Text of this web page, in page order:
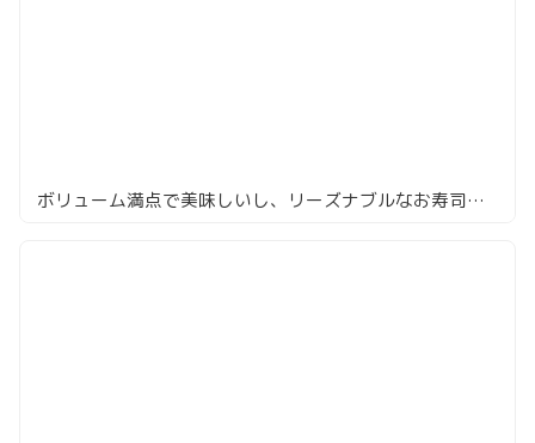
ボリューム満点で美味しいし、リーズナブルなお寿司「赤坂 鮨葵」